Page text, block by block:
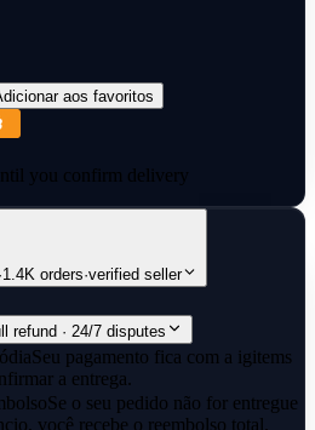
aos favoritos
you confirm delivery
1.4K orders·verified seller
refund · 24/7 disputes
Seu pagamento fica com a igitems
a entrega.
Se o seu pedido não for entregue
você recebe o reembolso total.